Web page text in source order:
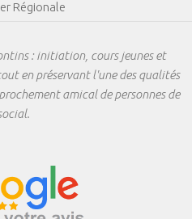
Régionale
: initiation, cours jeunes et
en préservant l'une des qualités
amical de personnes de